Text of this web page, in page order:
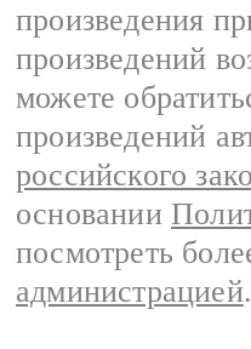
произведения
произведений
можете
произведений
российского
основании
посмотреть
администрацией.